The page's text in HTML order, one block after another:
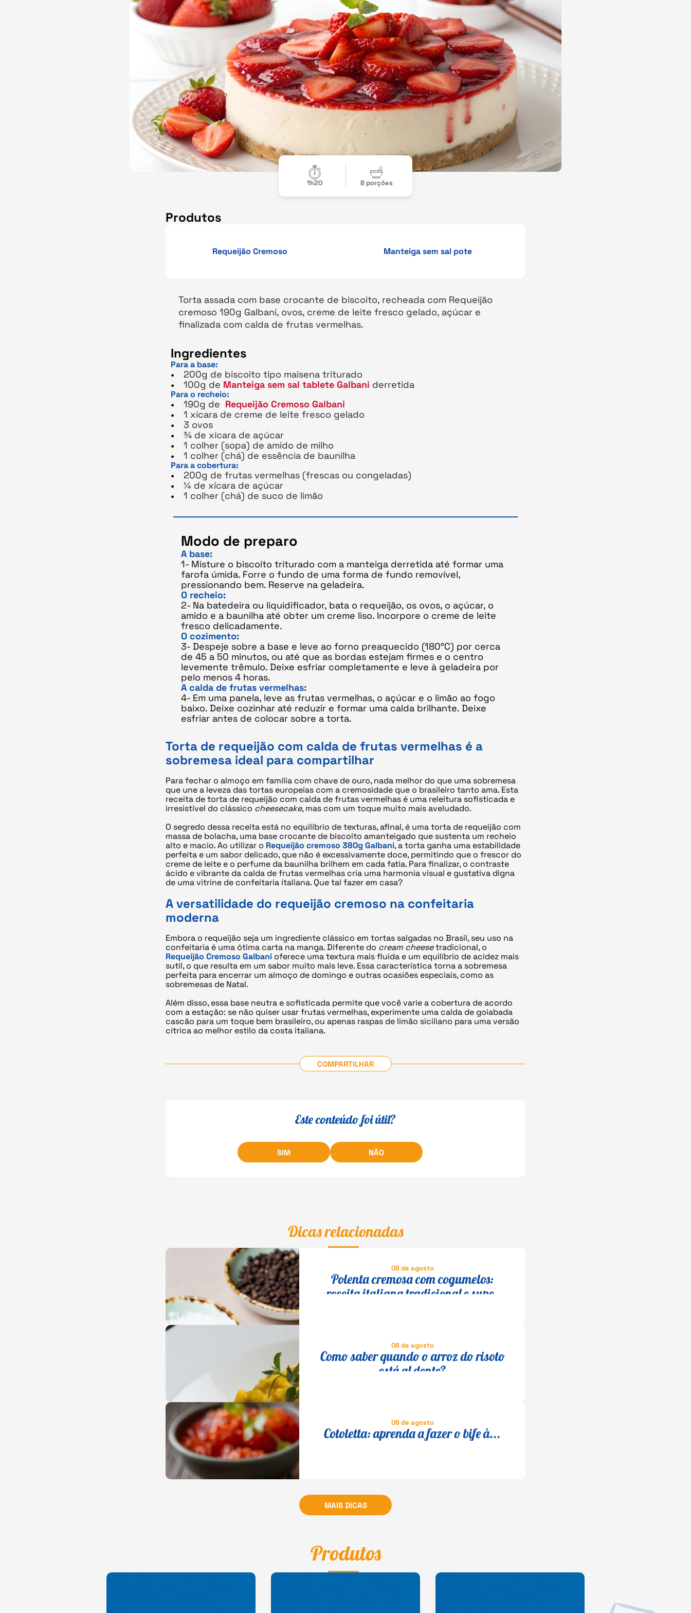
1h20 8 porções
Produtos
Requeijão Cremoso Manteiga sem sal pote
Torta assada com base crocante de biscoito, recheada com Requeijão
cremoso 190g Galbani, ovos, creme de leite fresco gelado, açúcar e
finalizada com calda de frutas vermelhas.
Ingredientes
Para a base:
200g de biscoito tipo maisena triturado
100g de Manteiga sem sal tablete Galbani derretida
Para o recheio:
190g de Requeijão Cremoso Galbani
1 xícara de creme de leite fresco gelado
3 ovos
¾ de xícara de açúcar
1 colher (sopa) de amido de milho
1 colher (chá) de essência de baunilha
Para a cobertura:
200g de frutas vermelhas (frescas ou congeladas)
¼ de xícara de açúcar
1 colher (chá) de suco de limão
Modo de preparo
A base:
1- Misture o biscoito triturado com a manteiga derretida até formar uma
farofa úmida. Forre o fundo de uma forma de fundo removível,
pressionando bem. Reserve na geladeira.
O recheio:
2- Na batedeira ou liquidificador, bata o requeijão, os ovos, o açúcar, o
amido e a baunilha até obter um creme liso. Incorpore o creme de leite
fresco delicadamente.
O cozimento:
3- Despeje sobre a base e leve ao forno preaquecido (180°C) por cerca
de 45 a 50 minutos, ou até que as bordas estejam firmes e o centro
levemente trêmulo. Deixe esfriar completamente e leve à geladeira por
pelo menos 4 horas.
A calda de frutas vermelhas:
4- Em uma panela, leve as frutas vermelhas, o açúcar e o limão ao fogo
baixo. Deixe cozinhar até reduzir e formar uma calda brilhante. Deixe
esfriar antes de colocar sobre a torta.
Torta de requeijão com calda de frutas vermelhas é a
sobremesa ideal para compartilhar
Para fechar o almoço em família com chave de ouro, nada melhor do que uma sobremesa
que une a leveza das tortas europeias com a cremosidade que o brasileiro tanto ama. Esta
receita de torta de requeijão com calda de frutas vermelhas é uma releitura sofisticada e
irresistível do clássico cheesecake, mas com um toque muito mais aveludado.
O segredo dessa receita está no equilíbrio de texturas, afinal, é uma torta de requeijão com
massa de bolacha, uma base crocante de biscoito amanteigado que sustenta um recheio
alto e macio. Ao utilizar o Requeijão cremoso 380g Galbani, a torta ganha uma estabilidade
perfeita e um sabor delicado, que não é excessivamente doce, permitindo que o frescor do
creme de leite e o perfume da baunilha brilhem em cada fatia. Para finalizar, o contraste
ácido e vibrante da calda de frutas vermelhas cria uma harmonia visual e gustativa digna
de uma vitrine de confeitaria italiana. Que tal fazer em casa?
A versatilidade do requeijão cremoso na confeitaria
moderna
Embora o requeijão seja um ingrediente clássico em tortas salgadas no Brasil, seu uso na
confeitaria é uma ótima carta na manga. Diferente do cream cheesetradicional, o
Requeijão Cremoso Galbani oferece uma textura mais fluida e um equilíbrio de acidez mais
sutil, o que resulta em um sabor muito mais leve. Essa característica torna a sobremesa
perfeita para encerrar um almoço de domingo e outras ocasiões especiais, como as
sobremesas de Natal.
Além disso, essa base neutra e sofisticada permite que você varie a cobertura de acordo
com a estação: se não quiser usar frutas vermelhas, experimente uma calda de goiabada
cascão para um toque bem brasileiro, ou apenas raspas de limão siciliano para uma versão
cítrica ao melhor estilo da costa italiana.
COMPARTILHAR
Este conteúdo foi útil?
SIM NÃO
Dicas relacionadas
06 de agosto
Polenta cremosa com cogumelos:
receita italiana tradicional e super
06 de agosto
Como saber quando o arroz do risoto
está al dente?
06 de agosto
Cotoletta: aprenda a fazer o bife à...
MAIS DICAS
Produtos